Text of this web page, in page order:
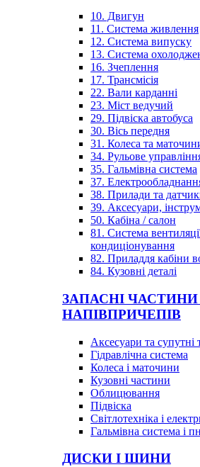
10. Двигун
11. Система живлення
12. Система випуску
13. Система
16. Зчеплення
17. Трансмісія
22. Вали карданні
23. Міст ведучий
29. Підвіска автобуса
30. Вісь передня
31. Колеса та
34. Рульове
35. Гальмівна система
37.
38. Прилади та
39. Аксесуари,
50. Кабіна / салон
81. Система
кондиціонування
82. Приладдя кабіни
84. Кузовні деталі
ЗАПАСНІ ЧАСТИНИ
НАПІВПРИЧЕПІВ
Аксесуари та супутні
Гідравлічна система
Колеса і маточини
Кузовні частини
Облицювання
Підвіска
Світлотехніка і
Гальмівна система і
ДИСКИ І ШИНИ